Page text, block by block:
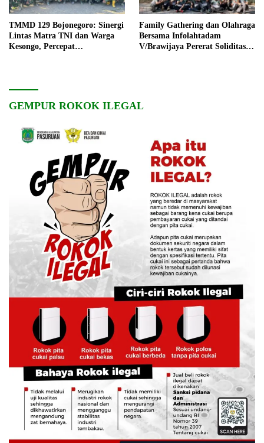
TMMD 129 Bojonegoro: Sinergi
Lintas Matra TNI dan Warga
Kesongo, Percepat
Family Gathering dan Olahraga
Bersama Infolahtadam
V/Brawijaya Pererat Soliditas
GEMPUR ROKOK ILEGAL